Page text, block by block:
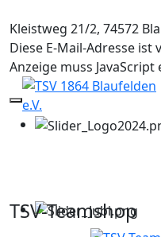
Kleistweg 21/2, 74572
Diese E-Mail-Adresse
Anzeige muss
Mobile Menu Toggle
TSV-Teamshop